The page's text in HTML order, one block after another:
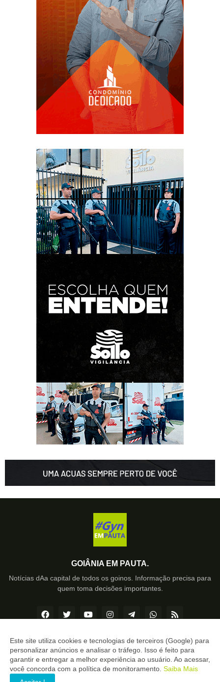
GOIÂNIA EM PAUTA.
Notícias dAa capital de todos os goinos. Informação precisa para
quem toma decisões importantes.
Copyright ©2026Goiânia EM PAUTA
INÍCIO SOBRE CONTATO LGPD
EXPEDIENTE
Este site utiliza cookies e tecnologias de terceiros (Google) para
personalizar anúncios e analisar o tráfego. Isso é feito para
garantir e entregar a melhor experiência ao usuário. Ao acessar,
você concorda com a política de monitoramento. Saiba Mais